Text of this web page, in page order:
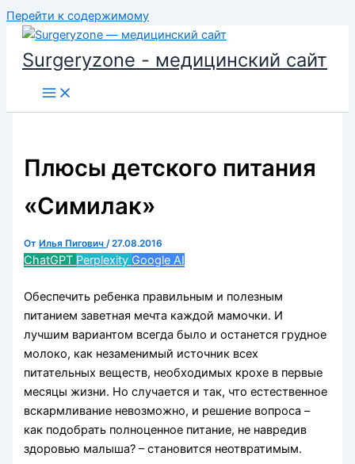
Перейти к содержимому
Surgeryzone - медицинский сайт
Плюсы детского питания
«Симилак»
От Илья Пигович/27.08.2016
ChatGPT Perplexity Google AI
Обеспечить ребенка правильным и полезным
питанием заветная мечта каждой мамочки. И
лучшим вариантом всегда было и останется грудное
молоко, как незаменимый источник всех
питательных веществ, необходимых крохе в первые
месяцы жизни. Но случается и так, что естественное
вскармливание невозможно, и решение вопроса –
как подобрать полноценное питание, не навредив
здоровью малыша? – становится неотвратимым.